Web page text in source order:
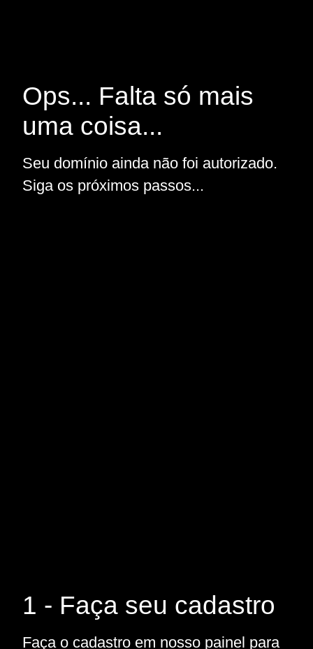
Ops... Falta só mais
uma coisa...
Seu domínio ainda não foi autorizado.
Siga os próximos passos...
1 - Faça seu cadastro
Faça o cadastro em nosso painel para